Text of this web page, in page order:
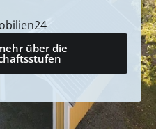
über die